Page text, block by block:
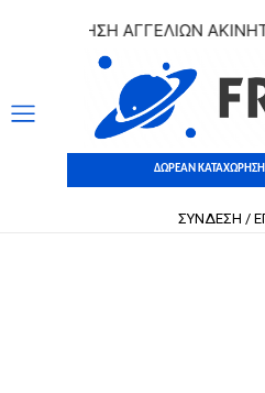
ΑΓΓΕΛΙΩΝ
ΔΩΡΕΑΝ ΚΑΤΑΧΩΡΗΣΗ
ΣΥΝΔΕΣΗ /